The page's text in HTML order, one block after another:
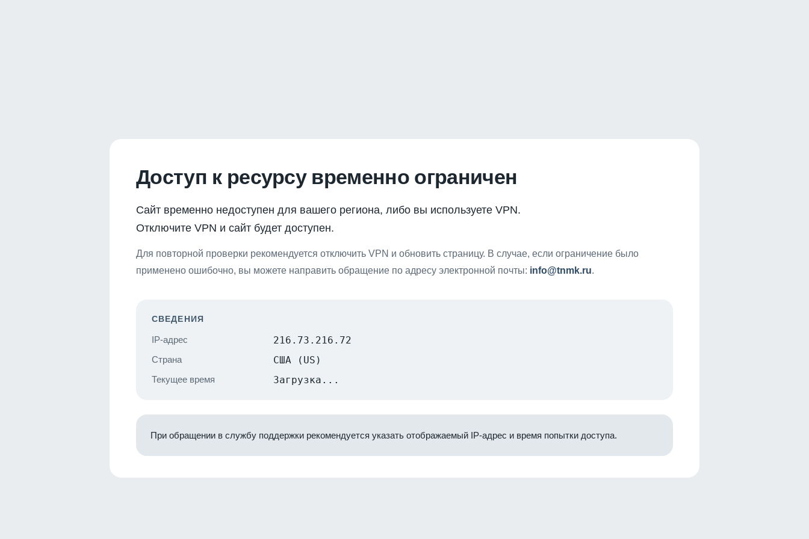
Доступ к ресурсу временно ограничен
Сайт временно недоступен для вашего региона, либо вы используете VPN.
Отключите VPN и сайт будет доступен.
Для повторной проверки рекомендуется отключить VPN и обновить страницу. В случае, если ограничение было
применено ошибочно, вы можете направить обращение по адресу электронной почты: info@tnmk.ru.
СВЕДЕНИЯ
IP-адрес 216.73.216.72
Страна США (US)
Текущее время Загрузка...
При обращении в службу поддержки рекомендуется указать отображаемый IP-адрес и время попытки доступа.